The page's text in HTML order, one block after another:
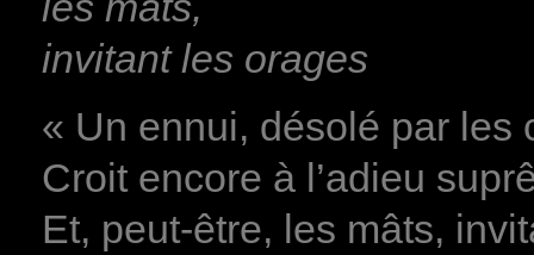
invitant les orages
« Un ennui, désolé par les
Croit encore à l’adieu
Et, peut-être, les mâts,